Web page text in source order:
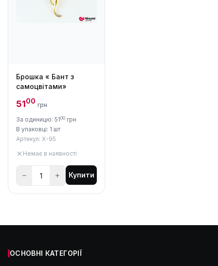
Брошка « Бант з
самоцвітами»
5100 грн
За одиницю: 5100 грн
В упаковці: 1 шт
Артикул: X-95
Немає в наявності
Купити
ОСНОВНІ КАТЕГОРІЇ